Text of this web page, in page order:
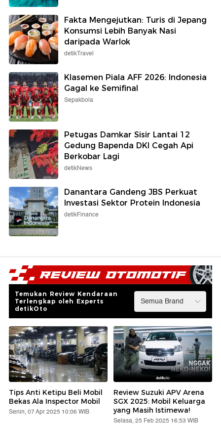
Fakta Mengejutkan: Turis di Jepang
Konsumsi Lebih Banyak Nasi
daripada Warlok
detikTravel
Klasemen Piala AFF 2026: Indonesia
Gagal ke Semifinal
Sepakbola
Petugas Damkar Sisir Lantai 12
Gedung Bapenda DKI Cegah Api
Berkobar Lagi
detikNews
Danantara Gandeng JBS Perkuat
Investasi Sektor Protein Indonesia
detikFinance
Temukan Review Kendaraan
Terlengkap oleh Experts
detikOto
Tips Anti Ketipu Beli Mobil
Bekas Ala Inspector Mobil
Senin, 07 Apr 2025 10:06 WIB
Review Suzuki APV Arena
SGX 2025: Mobil Keluarga
yang Masih Istimewa!
Selasa, 25 Feb 2025 16:53 WIB